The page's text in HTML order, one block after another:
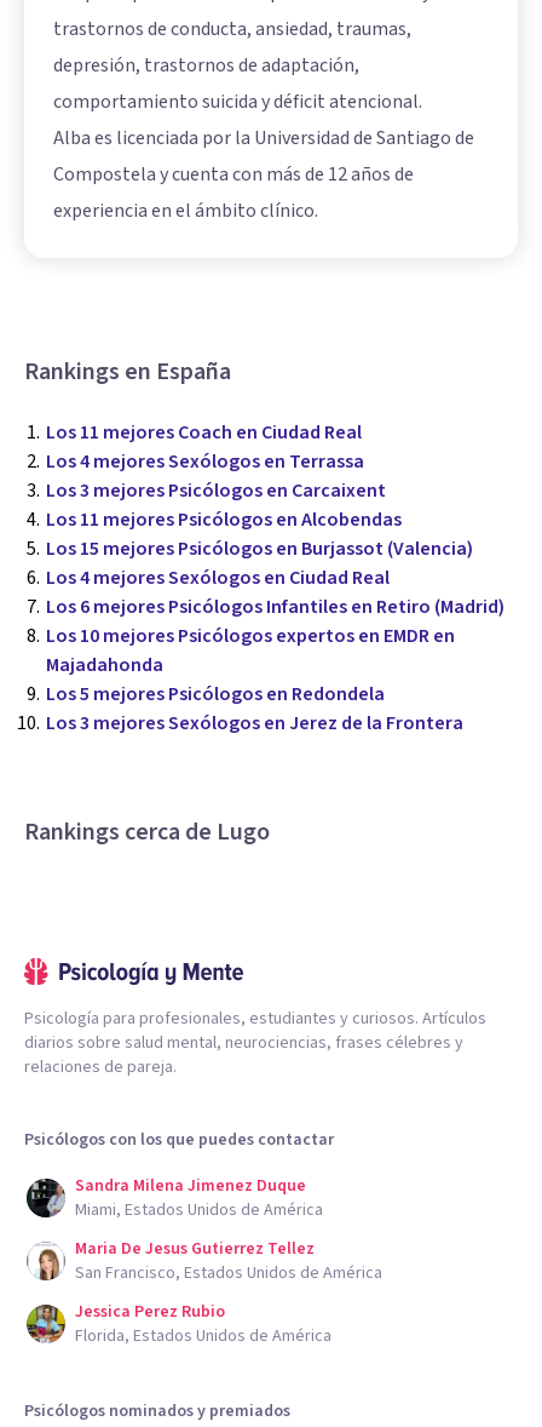
trastornos de conducta, ansiedad, traumas,
depresión, trastornos de adaptación,
comportamiento suicida y déficit atencional.
Alba es licenciada por la Universidad de Santiago de
Compostela y cuenta con más de 12 años de
experiencia en el ámbito clínico.
Rankings en España
Los 11 mejores Coach en Ciudad Real
Los 4 mejores Sexólogos en Terrassa
Los 3 mejores Psicólogos en Carcaixent
Los 11 mejores Psicólogos en Alcobendas
Los 15 mejores Psicólogos en Burjassot (Valencia)
Los 4 mejores Sexólogos en Ciudad Real
Los 6 mejores Psicólogos Infantiles en Retiro (Madrid)
Los 10 mejores Psicólogos expertos en EMDR en
Majadahonda
Los 5 mejores Psicólogos en Redondela
Los 3 mejores Sexólogos en Jerez de la Frontera
Rankings cerca de Lugo
Psicología para profesionales, estudiantes y curiosos. Artículos
diarios sobre salud mental, neurociencias, frases célebres y
relaciones de pareja.
Psicólogos con los que puedes contactar
Sandra Milena Jimenez Duque
Miami, Estados Unidos de América
Maria De Jesus Gutierrez Tellez
San Francisco, Estados Unidos de América
Jessica Perez Rubio
Florida, Estados Unidos de América
Psicólogos nominados y premiados